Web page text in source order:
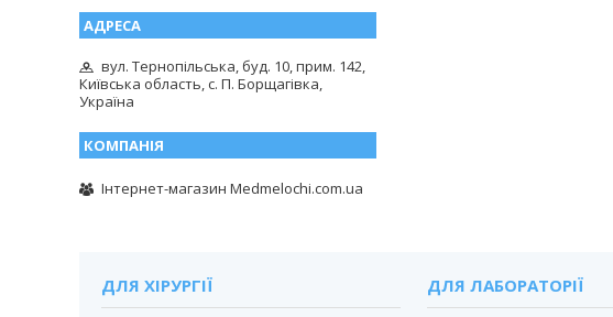
вул. Тернопільська, буд. 10, прим. 142,
Київська область, с. П. Борщагівка,
Україна
Інтернет-магазин Medmelochi.com.ua
ДЛЯ ХІРУРГІЇ ДЛЯ ЛАБОРАТОРІЇ